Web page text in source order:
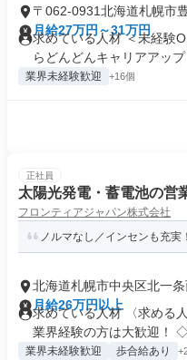
〒062-0931北海道札幌市
月給27万円～31万円
求めている人材 ＜未経験
らどんどんキャリアアップ
業界未経験歓迎 +16個
正社員
太陽光発電・蓄電池の営
フロンティアジャパン株式会社
ノルマなし／インセンも充実
北海道札幌市中央区北一
月給26万円以上
求めている人材 〈求める
業界経験の方は大歓迎！
業界未経験歓迎 歩合給あり